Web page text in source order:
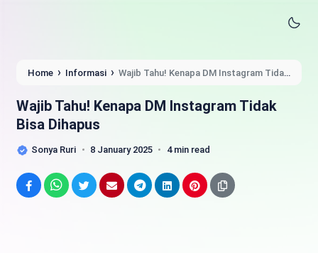
Home › Informasi › Wajib Tahu! Kenapa DM Instagram Tidak
Wajib Tahu! Kenapa DM Instagram Tidak
Bisa Dihapus
Sonya Ruri 8 January 2025 4 min read